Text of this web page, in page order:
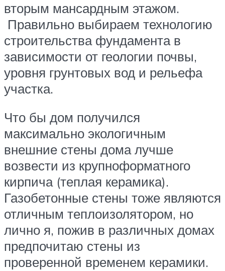
вторым мансардным этажом.
Правильно выбираем технологию
строительства фундамента в
зависимости от геологии почвы,
уровня грунтовых вод и рельефа
участка.
Что бы дом получился
максимально экологичным
внешние стены дома лучше
возвести из крупноформатного
кирпича (теплая керамика).
Газобетонные стены тоже являются
отличным теплоизолятором, но
лично я, пожив в различных домах
предпочитаю стены из
проверенной временем керамики.